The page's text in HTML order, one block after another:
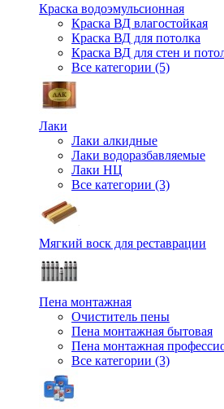
Краска водоэмульсионная
Краска ВД влагостойкая
Краска ВД для потолка
Краска ВД для стен и
Все категории (5)
Лаки
Лаки алкидные
Лаки водоразбавляемые
Лаки НЦ
Все категории (3)
Мягкий воск для реставрации
Пена монтажная
Очиститель пены
Пена монтажная бытовая
Пена монтажная
Все категории (3)